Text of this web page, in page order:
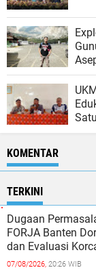
KOMENTAR
TERKINI
Dugaan
FORJA Banten
dan Evaluasi
07/08/2026, 20:26 WIB